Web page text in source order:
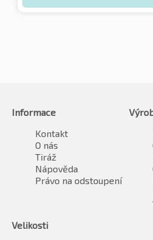
Informace
Kontakt
O nás
Tiráž
Nápověda
Právo na odstoupení
Velikosti